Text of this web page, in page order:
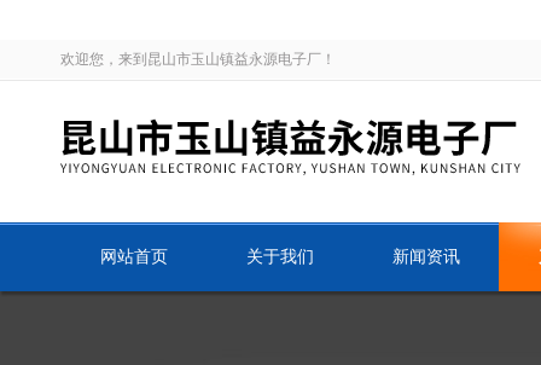
欢迎您，来到昆山市玉山镇益永源电子厂！
网站首页 关于我们 新闻资讯